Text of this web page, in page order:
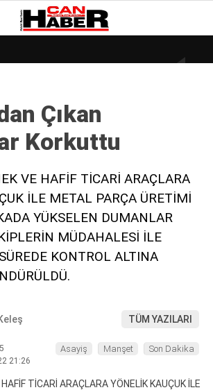
28.2°
Çıkan
Korkuttu
VE HAFİF TİCARİ ARAÇLARA
İLE METAL PARÇA ÜRETİMİ
YÜKSELEN DUMANLAR
MÜDAHALESİ İLE
KONTROL ALTINA
TÜM YAZILARI
21:26
Asayiş Manşet Son Dakika